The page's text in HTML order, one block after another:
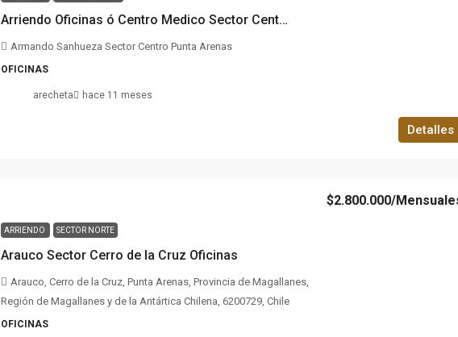
Arriendo Oficinas ó Centro Medico Sector Centro
Armando Sanhueza Sector Centro Punta Arenas
OFICINAS
Detalles
arecheta hace 11 meses
ARRIENDO SECTOR NORTE
Arauco Sector Cerro de la Cruz Oficinas
$2.800.000/
Arauco, Cerro de la Cruz, Punta Arenas, Provincia de Magallanes,
Región de Magallanes y de la Antártica Chilena, 6200729, Chile
OFICINAS